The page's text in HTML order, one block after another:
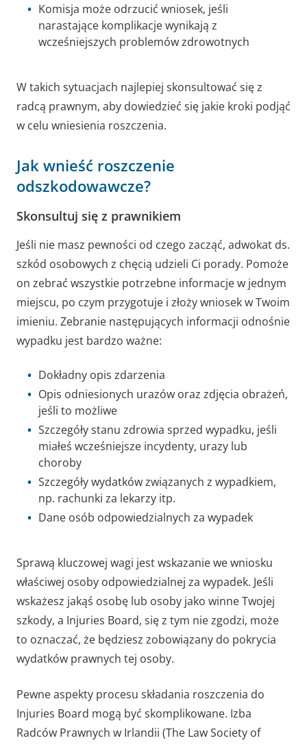
Komisja może odrzucić wniosek, jeśli
narastające komplikacje wynikają z
wcześniejszych problemów zdrowotnych
W takich sytuacjach najlepiej skonsultować się z
radcą prawnym, aby dowiedzieć się jakie kroki podjąć
w celu wniesienia roszczenia.
Jak wnieść roszczenie
odszkodowawcze?
Skonsultuj się z prawnikiem
Jeśli nie masz pewności od czego zacząć, adwokat ds.
szkód osobowych z chęcią udzieli Ci porady. Pomoże
on zebrać wszystkie potrzebne informacje w jednym
miejscu, po czym przygotuje i złoży wniosek w Twoim
imieniu. Zebranie następujących informacji odnośnie
wypadku jest bardzo ważne:
Dokładny opis zdarzenia
Opis odniesionych urazów oraz zdjęcia obrażeń,
jeśli to możliwe
Szczegóły stanu zdrowia sprzed wypadku, jeśli
miałeś wcześniejsze incydenty, urazy lub
choroby
Szczegóły wydatków związanych z wypadkiem,
np. rachunki za lekarzy itp.
Dane osób odpowiedzialnych za wypadek
Sprawą kluczowej wagi jest wskazanie we wniosku
właściwej osoby odpowiedzialnej za wypadek. Jeśli
wskażesz jakąś osobę lub osoby jako winne Twojej
szkody, a Injuries Board, się z tym nie zgodzi, może
to oznaczać, że będziesz zobowiązany do pokrycia
wydatków prawnych tej osoby.
Pewne aspekty procesu składania roszczenia do
Injuries Board mogą być skomplikowane. Izba
Radców Prawnych w Irlandii (The Law Society of